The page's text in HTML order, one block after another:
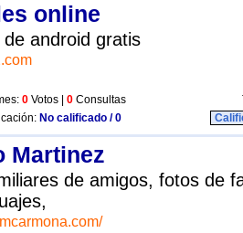
online
de android gratis
0 Votos | 0 Consultas
No calificado / 0
Martinez
de amigos, fotos de